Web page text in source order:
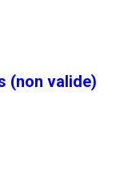
(non valide)